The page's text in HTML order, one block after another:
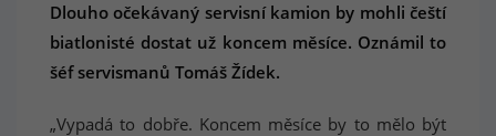
Dlouho očekávaný servisní kamion by mohli čeští
biatlonisté dostat už koncem měsíce. Oznámil to
šéf servismanů Tomáš Žídek.
„Vypadá to dobře. Koncem měsíce by to mělo být